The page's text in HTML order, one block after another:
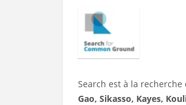
Search est à la
Gao, Sikasso, Kayes,